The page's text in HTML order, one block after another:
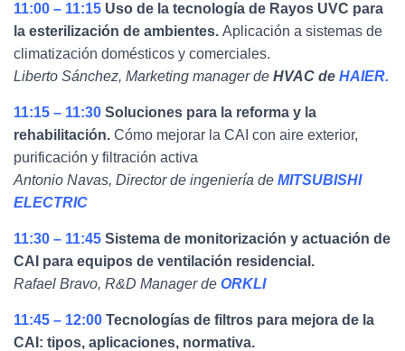
11:00 – 11:15 Uso de la tecnología de Rayos UVC para
la esterilización de ambientes. Aplicación a sistemas de
climatización domésticos y comerciales.
Liberto Sánchez, Marketing manager de HVAC de HAIER.
11:15 – 11:30 Soluciones para la reforma y la
rehabilitación. Cómo mejorar la CAI con aire exterior,
purificación y filtración activa
Antonio Navas, Director de ingeniería de MITSUBISHI
ELECTRIC
11:30 – 11:45 Sistema de monitorización y actuación de
CAI para equipos de ventilación residencial.
Rafael Bravo, R&D Manager de ORKLI
11:45 – 12:00 Tecnologías de filtros para mejora de la
CAI: tipos, aplicaciones, normativa.